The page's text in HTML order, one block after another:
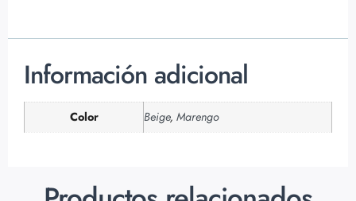
Información adicional
Color Beige, Marengo